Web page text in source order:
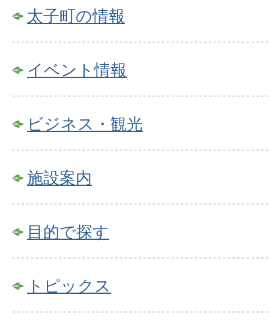
太子町の情報
イベント情報
ビジネス・観光
施設案内
目的で探す
トピックス